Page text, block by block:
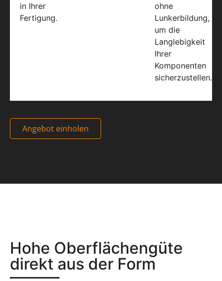
in Ihrer
Fertigung.
ohne
Lunkerbildung,
um die
Langlebigkeit
Ihrer
Komponenten
sicherzustellen.
Angebot einholen
Hohe Oberflächengüte
direkt aus der Form